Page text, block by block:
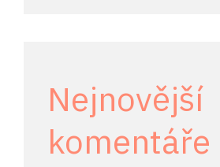
Nejnovější
komentáře